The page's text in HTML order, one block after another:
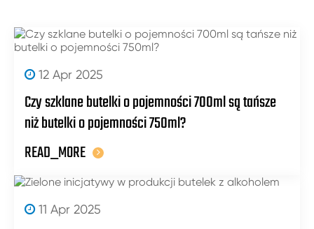
12 Apr 2025
Czy szklane butelki o pojemności 700ml są tańsze
niż butelki o pojemności 750ml?
READ_MORE
11 Apr 2025